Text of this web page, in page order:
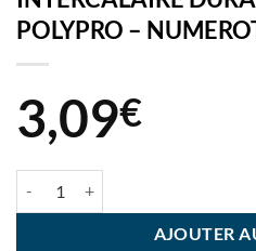
POLYPRO –
3,09€
AJOUTER